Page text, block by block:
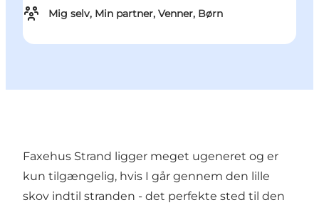
Mig selv, Min partner, Venner, Børn
Faxehus Strand ligger meget ugeneret og er
kun tilgængelig, hvis I går gennem den lille
skov indtil stranden - det perfekte sted til den